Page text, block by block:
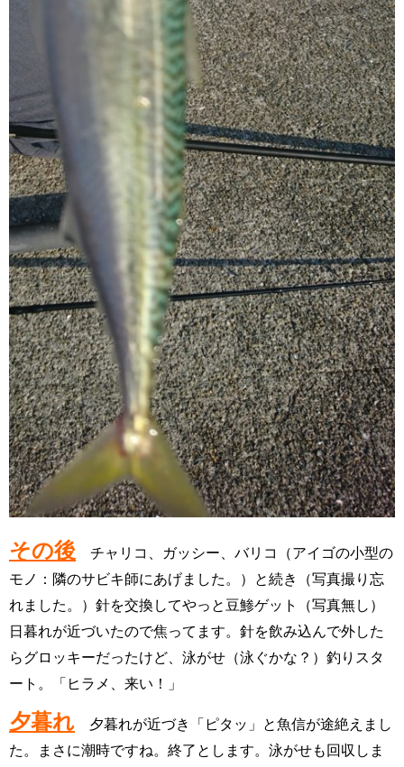
その後 チャリコ、ガッシー、バリコ（アイゴの小型の
モノ：隣のサビキ師にあげました。）と続き（写真撮り忘
れました。） 針を交換してやっと豆鯵ゲット（写真無し）
日暮れが近づいたので焦ってます。 針を飲み込んで外した
らグロッキーだったけど、泳がせ（泳ぐかな？）釣りスタ
ート。
「ヒラメ、来い！」
夕暮れ 夕暮れが近づき「ピタッ」と魚信が途絶えまし
た。まさに潮時ですね。終了とします。泳がせも回収しま